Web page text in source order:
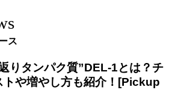
ス
りタンパク質”DEL-1とは？チ
トや増やし方も紹介！